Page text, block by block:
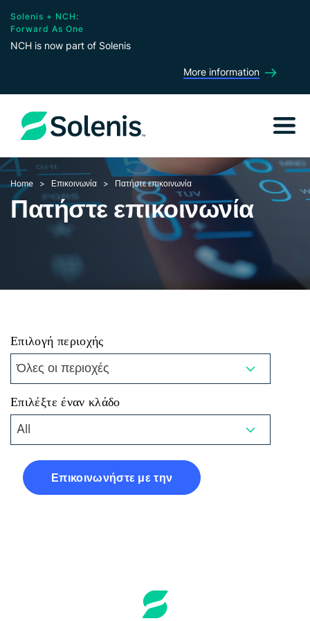
Solenis + NCH:
Forward As One
NCH is now part of Solenis
More information
Home Επικοινωνία Πατήστε επικοινωνία
Πατήστε επικοινωνία
Επιλογή περιοχής
Όλες οι περιοχές
Επιλέξτε έναν κλάδο
All
Επικοινωνήστε με την